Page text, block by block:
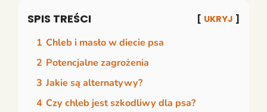
SPIS TREŚCI UKRYJ
1 Chleb i masło w diecie psa
2 Potencjalne zagrożenia
3 Jakie są alternatywy?
4 Czy chleb jest szkodliwy dla psa?